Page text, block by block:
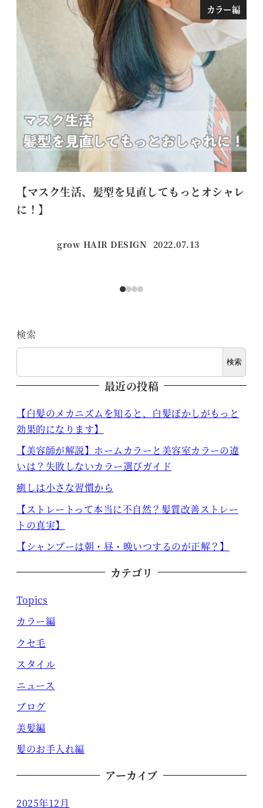
カラー編
【マスク生活、髪型を見直してもっとオシャレ
に！】
grow HAIR DESIGN 投稿日
2022.07.13
検索
検索
最近の投稿
【白髪のメカニズムを知ると、白髪ぼかしがもっと
効果的になります】
【美容師が解説】ホームカラーと美容室カラーの違
いは？失敗しないカラー選びガイド
癒しは小さな習慣から
【ストレートって本当に不自然？髪質改善ストレー
トの真実】
【シャンプーは朝・昼・晩いつするのが正解？】
カテゴリ
Topics
カラー編
クセ毛
スタイル
ニュース
ブログ
美髪編
髪のお手入れ編
アーカイブ
2025年12月